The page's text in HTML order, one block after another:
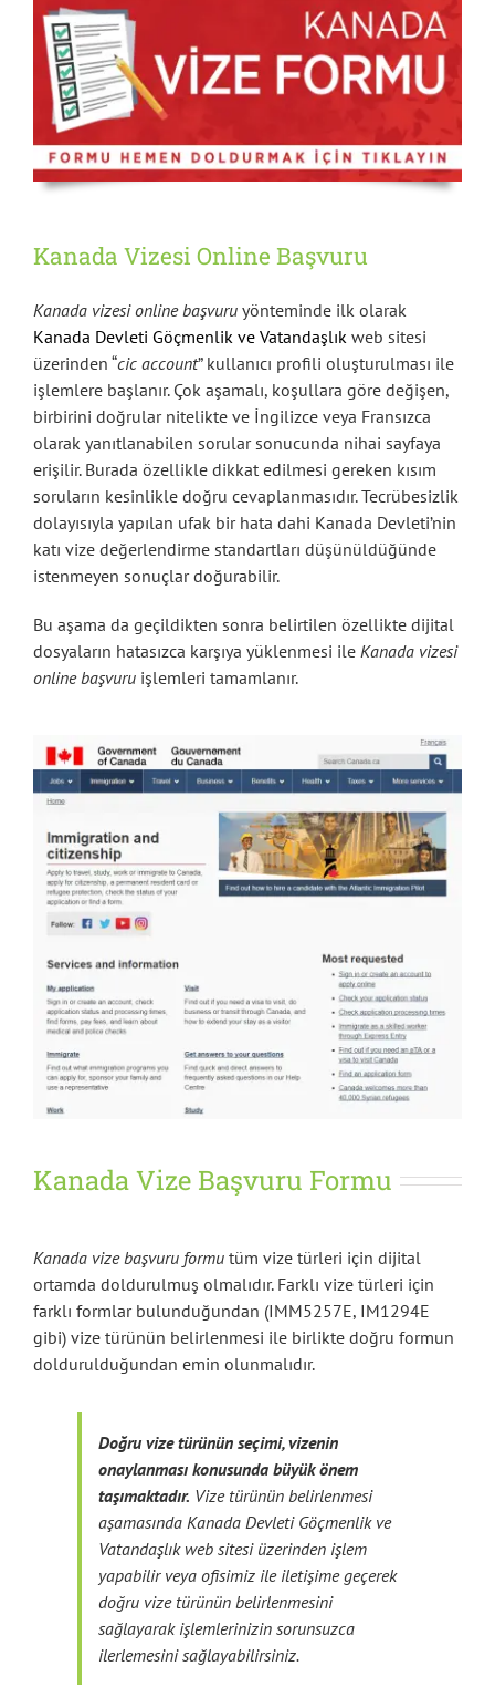
Kanada Vizesi Online Başvuru
Kanada vizesi online başvuru yönteminde ilk olarak
Kanada Devleti Göçmenlik ve Vatandaşlık web sitesi
üzerinden “cic account” kullanıcı profili oluşturulması ile
işlemlere başlanır. Çok aşamalı, koşullara göre değişen,
birbirini doğrular nitelikte ve İngilizce veya Fransızca
olarak yanıtlanabilen sorular sonucunda nihai sayfaya
erişilir. Burada özellikle dikkat edilmesi gereken kısım
soruların kesinlikle doğru cevaplanmasıdır. Tecrübesizlik
dolayısıyla yapılan ufak bir hata dahi Kanada Devleti’nin
katı vize değerlendirme standartları düşünüldüğünde
istenmeyen sonuçlar doğurabilir.
Bu aşama da geçildikten sonra belirtilen özellikte dijital
dosyaların hatasızca karşıya yüklenmesi ile Kanada vizesi
online başvuru işlemleri tamamlanır.
Kanada Vize Başvuru Formu
Kanada vize başvuru formu tüm vize türleri için dijital
ortamda doldurulmuş olmalıdır. Farklı vize türleri için
farklı formlar bulunduğundan (IMM5257E, IM1294E
gibi) vize türünün belirlenmesi ile birlikte doğru formun
doldurulduğundan emin olunmalıdır.
Doğru vize türünün seçimi, vizenin
onaylanması konusunda büyük önem
taşımaktadır. Vize türünün belirlenmesi
aşamasında Kanada Devleti Göçmenlik ve
Vatandaşlık web sitesi üzerinden işlem
yapabilir veya ofisimiz ile iletişime geçerek
doğru vize türünün belirlenmesini
sağlayarak işlemlerinizin sorunsuzca
ilerlemesini sağlayabilirsiniz.